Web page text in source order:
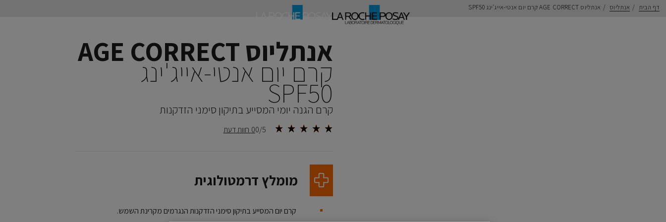
דף הבית אנתליוס אנתליוס AGE CORRECT קרם יום אנטי-אייג'ינג SPF50
אנתליוס AGE CORRECT
קרם יום אנטי-אייג'ינג
SPF50
קרם הגנה יומי המסייע בתיקון סימני הזדקנות
0/50 חוות דעת
מומלץ דרמטולוגית
קרם יום המסייע בתיקון סימני הזדקנות הנגרמים מקרינת השמש.